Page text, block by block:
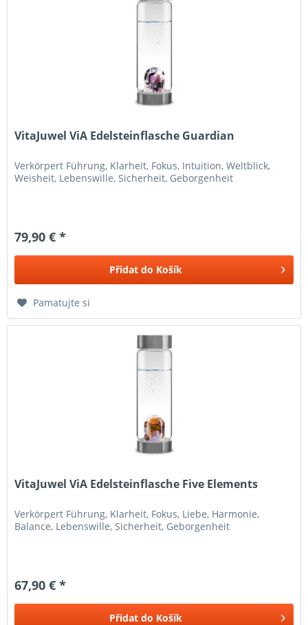
VitaJuwel ViA Edelsteinflasche Guardian
Verkörpert Führung, Klarheit, Fokus, Intuition, Weltblick,
Weisheit, Lebenswille, Sicherheit, Geborgenheit
79,90 € *
Přidat do Košík
Pamatujte si
VitaJuwel ViA Edelsteinflasche Five Elements
Verkörpert Führung, Klarheit, Fokus, Liebe, Harmonie,
Balance, Lebenswille, Sicherheit, Geborgenheit
67,90 € *
Přidat do Košík